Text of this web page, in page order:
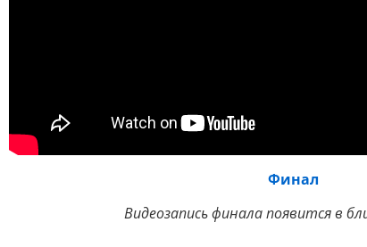
Финал
Видеозапись финала появится в